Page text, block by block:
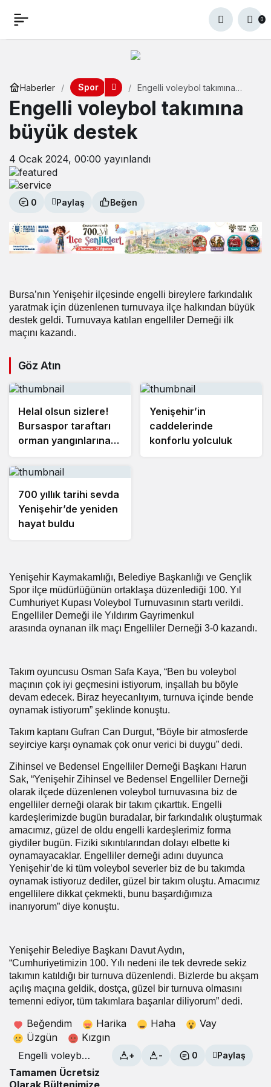
0
Haberler Spor
Engelli voleybol takımına
Engelli voleybol takımına
büyük destek
4 Ocak 2024, 00:00 yayınlandı
0 Paylaş Beğen
Bursa’nın Yenişehir ilçesinde engelli bireylere farkındalık
yaratmak için düzenlenen turnuvaya ilçe halkından büyük
destek geldi. Turnuvaya katılan engelliler Derneği ilk
maçını kazandı.
Göz Atın
Helal olsun sizlere!
Bursaspor taraftarı
orman yangınlarına
Yenişehir’in
caddelerinde
konforlu yolculuk
700 yıllık tarihi sevda
Yenişehir’de yeniden
hayat buldu
Yenişehir Kaymakamlığı, Belediye Başkanlığı ve Gençlik
Spor ilçe müdürlüğünün ortaklaşa düzenlediği 100. Yıl
Cumhuriyet Kupası Voleybol Turnuvasının startı verildi.
Engelliler Derneği ile Yıldırım Gayrimenkul
arasında oynanan ilk maçı Engelliler Derneği 3-0 kazandı.
Takım oyuncusu Osman Safa Kaya, “Ben bu voleybol
maçının çok iyi geçmesini istiyorum, inşallah bu böyle
devam edecek. Biraz heyecanlıyım, turnuva içinde bende
oynamak istiyorum” şeklinde konuştu.
Takım kaptanı Gufran Can Durgut, “Böyle bir atmosferde
seyirciye karşı oynamak çok onur verici bi duygu” dedi.
Zihinsel ve Bedensel Engelliler Derneği Başkanı Harun
Sak, “Yenişehir Zihinsel ve Bedensel Engelliler Derneği
olarak ilçede düzenlenen voleybol turnuvasına biz de
engelliler derneği olarak bir takım çıkarttık. Engelli
kardeşlerimizde bugün buradalar, bir farkındalık oluşturmak
amacımız, güzel de oldu engelli kardeşlerimiz forma
giydiler bugün. Fiziki sıkıntılarından dolayı elbette ki
oynamayacaklar. Engelliler derneği adını duyunca
Yenişehir’de ki tüm voleybol severler biz de bu takımda
oynamak istiyoruz dediler, güzel bir takım oluştu. Amacımız
engellilere dikkat çekmekti, bunu başardığımıza
inanıyorum” diye konuştu.
Yenişehir Belediye Başkanı Davut Aydın,
“Cumhuriyetimizin 100. Yılı nedeni ile tek devrede sekiz
takımın katıldığı bir turnuva düzenlendi. Bizlerde bu akşam
açılış maçına geldik, dostça, güzel bir turnuva olmasını
temenni ediyor, tüm takımlara başarılar diliyorum” dedi.
Beğendim Harika Haha
Vay
Üzgün
Kızgın
Engelli voleybol
takımına büyük
destek
+ - 0 Paylaş
Tamamen Ücretsiz
Olarak Bültenimize